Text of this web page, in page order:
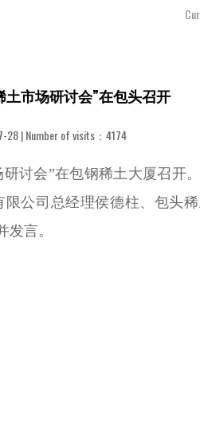
市场研讨会”在包头召开
| Number of visits： 4174
讨会”在包钢稀土大厦召开
公司总经理侯德柱、包头
言。